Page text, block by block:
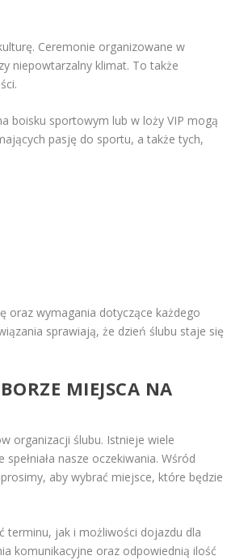
Ceremonie organizowane w
niepowtarzalny klimat. To także
boisku sportowym lub w loży VIP mogą
pasję do sportu, a także tych,
oraz wymagania dotyczące każdego
sprawiają, że dzień ślubu staje się
MIEJSCA NA
organizacji ślubu. Istnieje wiele
nasze oczekiwania. Wśród
aby wybrać miejsce, które będzie
jak i możliwości dojazdu dla
komunikacyjne oraz odpowiednią ilość